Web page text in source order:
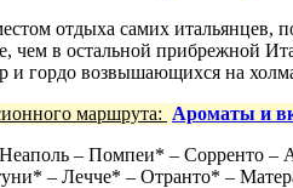
отдыха самих итальянцев,
чем в остальной прибрежной
и гордо возвышающихся на
маршрута: Ароматы и
– Помпеи* – Сорренто –
– Лечче* – Отранто* –